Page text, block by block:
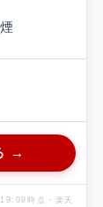
→
時点・楽天